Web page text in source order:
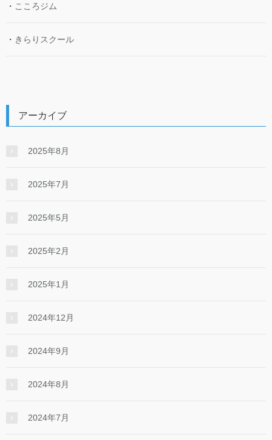
・ こころジム
・ きらりスクール
アーカイブ
2025年8月
2025年7月
2025年5月
2025年2月
2025年1月
2024年12月
2024年9月
2024年8月
2024年7月